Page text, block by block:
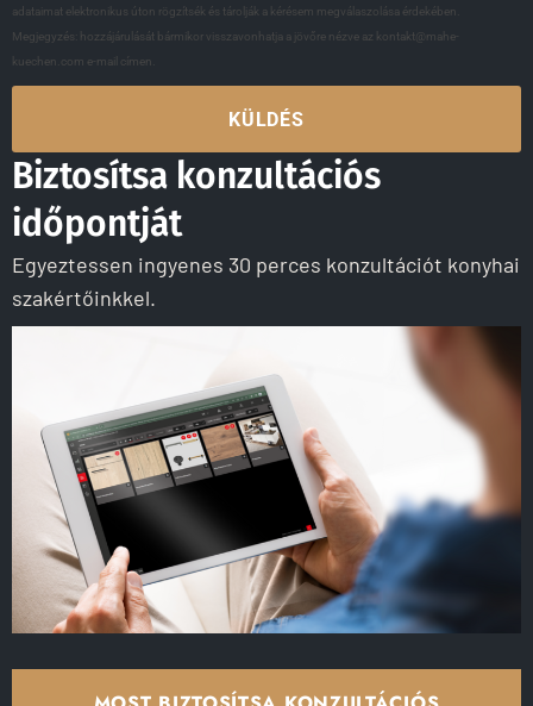
adataimat elektronikus úton rögzítsék és tárolják a kérésem megválaszolása érdekében.
Megjegyzés: hozzájárulását bármikor visszavonhatja a jövőre nézve az kontakt@mahe-
kuechen.com e-mail címen.
KÜLDÉS
Biztosítsa konzultációs
időpontját
Egyeztessen ingyenes 30 perces konzultációt konyhai
szakértőinkkel.